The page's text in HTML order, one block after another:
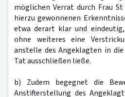
möglichen Verrat durch Frau St
hierzu gewonnenen
etwa derart klar und
ohne weiteres eine
anstelle des Angeklagten in
Tat ausschließen ließe.
b) Zudem begegnet die
Anstifterstellung des